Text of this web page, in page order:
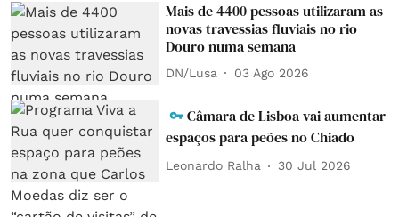
Mais de 4400 pessoas utilizaram as
novas travessias fluviais no rio
Douro numa semana
DN/Lusa 03 Ago 2026
Câmara de Lisboa vai aumentar
espaços para peões no Chiado
Leonardo Ralha 30 Jul 2026